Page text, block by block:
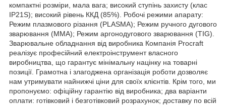
компактні розміри, мала вага; високий ступінь захисту (клас
IP21S); високий рівень ККД (85%). Робочі режими апарату:
Режим плазмового різання (PLASMA); Режим ручного дугового
зварювання (ММА); Режим аргонодугового зварювання (TIG).
Зварювальне обладнання від виробника Компанія Procraft
реалізує професійний електроінструмент власного
виробництва, що гарантує мінімальну націнку на товарні
позиції. Грамотна і злагоджена організація роботи дозволяє
нам утримувати найнижчі ціни для своїх клієнтів. Крім того, ми
пропонуємо: офіційну гарантію від виробника; два варіанти
оплати: готівковий і безготівковий розрахунок; доставку по всій